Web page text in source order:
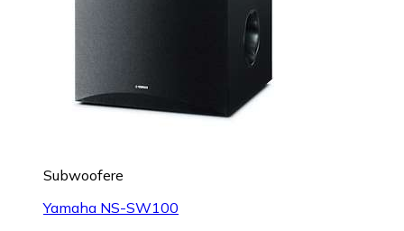
Subwoofere
Yamaha NS-SW100